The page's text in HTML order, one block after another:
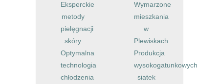
Eksperckie
metody
pielęgnacji
skóry
Optymalna
technologia
chłodzenia
Wymarzone
mieszkania
w
Plewiskach
Produkcja
wysokogatunkowych
siatek